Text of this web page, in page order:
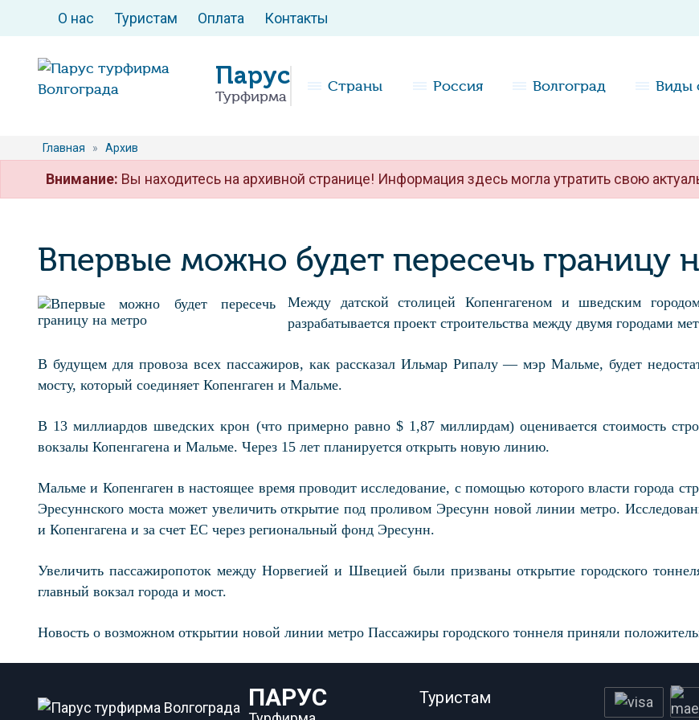
О нас Туристам Оплата Контакты
Парус
Турфирма
Страны Россия Волгоград Виды
Главная » Архив
Внимание: Вы находитесь на архивной странице! Информация здесь могла утратить свою
Впервые можно будет пересечь границу
Между датской столицей Копенгагеном и шведским
разрабатывается проект строительства между двумя городами
В будущем для провоза всех пассажиров, как рассказал Ильмар Рипалу — мэр Мальме, будет
мосту, который соединяет Копенгаген и Мальме.
В 13 миллиардов шведских крон (что примерно равно $ 1,87 миллирдам) оценивается стоимость
вокзалы Копенгагена и Мальме. Через 15 лет планируется открыть новую линию.
Мальме и Копенгаген в настоящее время проводит исследование, с помощью которого власти города
Эресуннского моста может увеличить открытие под проливом Эресунн новой линии метро.
и Копенгагена и за счет ЕС через региональный фонд Эресунн.
Увеличить пассажиропоток между Норвегией и Швецией были призваны открытие городского
главный вокзал города и мост.
Новость о возможном открытии новой линии метро Пассажиры городского тоннеля приняли
ПАРУС
Туристам